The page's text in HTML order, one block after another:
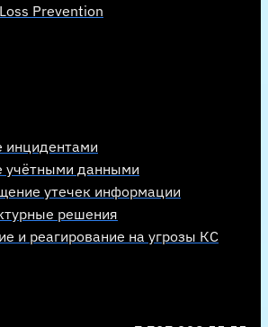
Prevention
инцидентами
учётными данными
утечек информации
решения
и реагирование на угрозы КС